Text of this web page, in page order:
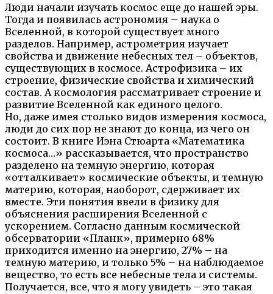
Люди начали изучать космос еще до нашей эры.
Тогда и появилась астрономия – наука о
Вселенной, в которой существует много
разделов. Например, астрометрия изучает
свойства и движение небесных тел – объектов,
существующих в космосе. Астрофизика – их
строение, физические свойства и химический
состав. А космология рассматривает строение и
развитие Вселенной как единого целого.
Но, даже имея столько видов измерения космоса,
люди до сих пор не знают до конца, из чего он
состоит. В книге Иэна Стюарта «Математика
космоса…» рассказывается, что пространство
разделено на темную энергию, которая
«отталкивает» космические объекты, и темную
материю, которая, наоборот, сдерживает их
вместе. Эти понятия ввели в физику для
объяснения расширения Вселенной с
ускорением. Согласно данным космической
обсерватории «Планк», примерно 68%
приходится именно на энергию, 27% – на
темную материю, и только 5% – на наблюдаемое
вещество, то есть все небесные тела и системы.
Получается, все, что я могу увидеть – это такая